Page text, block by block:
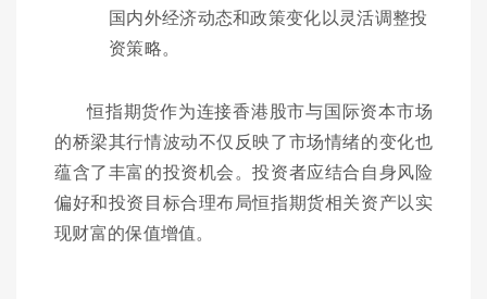
国内外经济动态和政策变化以灵活调整投
资策略。
恒指期货作为连接香港股市与国际资本市场
的桥梁其行情波动不仅反映了市场情绪的变化也
蕴含了丰富的投资机会。投资者应结合自身风险
偏好和投资目标合理布局恒指期货相关资产以实
现财富的保值增值。